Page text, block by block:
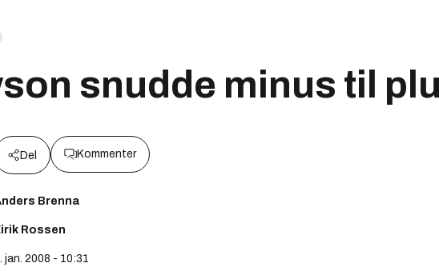
snudde minus til
Del Kommenter
Brenna
Rossen
jan. 2008 - 10:31